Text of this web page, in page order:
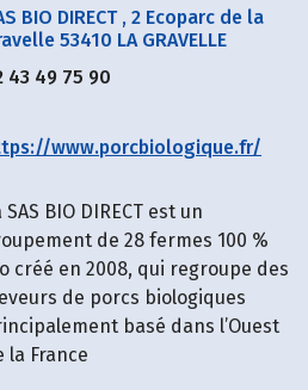
BIO DIRECT , 2 Ecoparc de la
53410 LA GRAVELLE
43 49 75 90
www.porcbiologique.fr/
SAS BIO DIRECT est un
de 28 fermes 100 %
créé en 2008, qui regroupe des
de porcs biologiques
basé dans l’Ouest
la France